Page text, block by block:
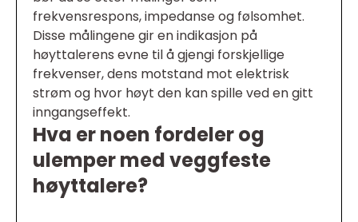
frekvensrespons, impedanse og følsomhet.
Disse målingene gir en indikasjon på
høyttalerens evne til å gjengi forskjellige
frekvenser, dens motstand mot elektrisk
strøm og hvor høyt den kan spille ved en gitt
inngangseffekt.
Hva er noen fordeler og
ulemper med veggfeste
høyttalere?